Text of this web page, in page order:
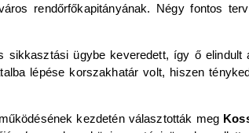
rendőrfőkapitányának. Négy fontos
sikkasztási ügybe keveredett, így ő elindult
lépése korszakhatár volt, hiszen
kezdetén választották meg